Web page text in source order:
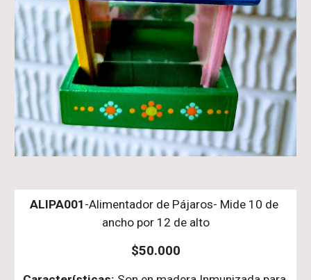
ALIPA001 -Alimentador de Pájaros- Mide 10 de
ancho por 12 de alto
$50.000